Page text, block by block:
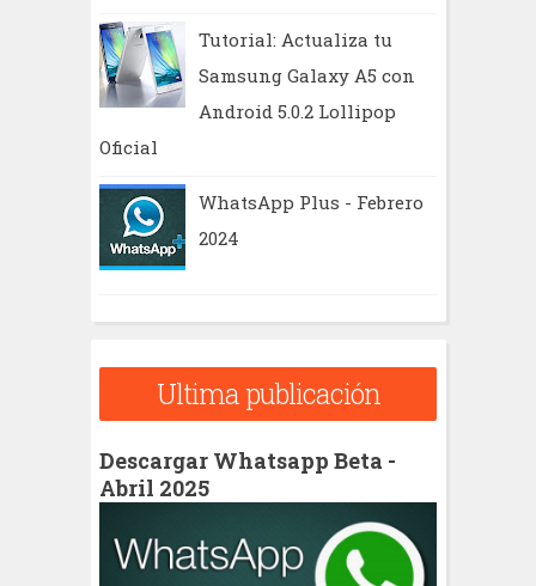
Tutorial: Actualiza tu
Samsung Galaxy A5 con
Android 5.0.2 Lollipop
Oficial
WhatsApp Plus - Febrero
2024
Ultima publicación
Descargar Whatsapp Beta -
Abril 2025